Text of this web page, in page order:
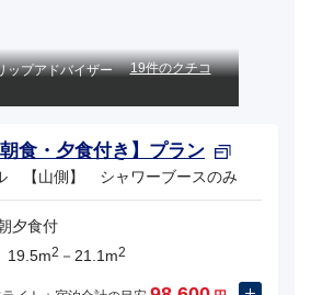
19件のクチコ
食・夕食付き】プラン
【山側】 シャワーブースのみ
夕食付
19.5m2 －21.1m2